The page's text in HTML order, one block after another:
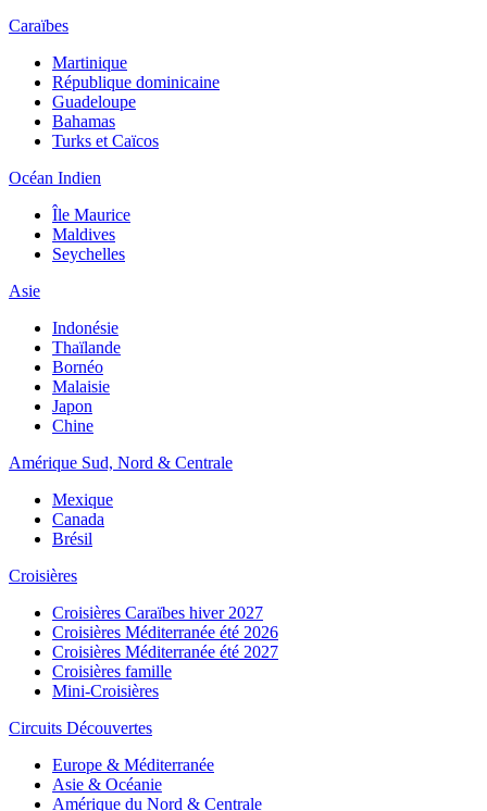
Caraïbes
Martinique
République dominicaine
Guadeloupe
Bahamas
Turks et Caïcos
Océan Indien
Île Maurice
Maldives
Seychelles
Asie
Indonésie
Thaïlande
Bornéo
Malaisie
Japon
Chine
Amérique Sud, Nord & Centrale
Mexique
Canada
Brésil
Croisières
Croisières Caraïbes hiver 2027
Croisières Méditerranée été 2026
Croisières Méditerranée été 2027
Croisières famille
Mini-Croisières
Circuits Découvertes
Europe & Méditerranée
Asie & Océanie
Amérique du Nord & Centrale